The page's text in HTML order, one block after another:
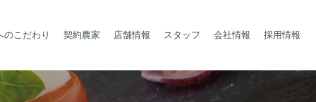
のこだわり 契約農家 店舗情報 スタッフ 会社情報 採用情報